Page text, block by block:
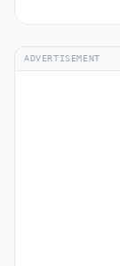
ADVERTISEMENT